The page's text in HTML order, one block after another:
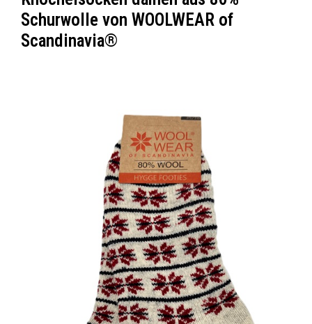
Schurwolle von WOOLWEAR of
Scandinavia®